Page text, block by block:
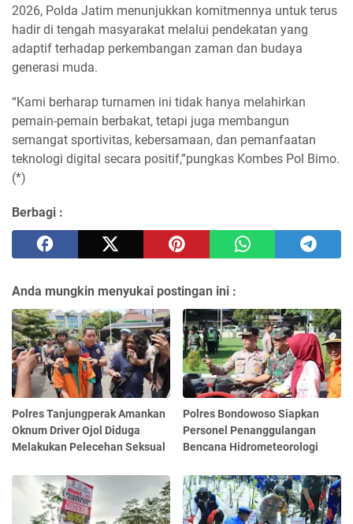
2026, Polda Jatim menunjukkan komitmennya untuk terus
hadir di tengah masyarakat melalui pendekatan yang
adaptif terhadap perkembangan zaman dan budaya
generasi muda.
“Kami berharap turnamen ini tidak hanya melahirkan
pemain-pemain berbakat, tetapi juga membangun
semangat sportivitas, kebersamaan, dan pemanfaatan
teknologi digital secara positif,”pungkas Kombes Pol Bimo.
(*)
Berbagi :
Anda mungkin menyukai postingan ini :
Polres Tanjungperak Amankan
Oknum Driver Ojol Diduga
Melakukan Pelecehan Seksual
Polres Bondowoso Siapkan
Personel Penanggulangan
Bencana Hidrometeorologi